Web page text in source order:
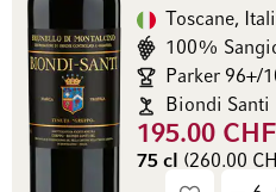
Toscane,
Parker 96+/
Biondi Santi
195.00 CHF
75 cl (260.00